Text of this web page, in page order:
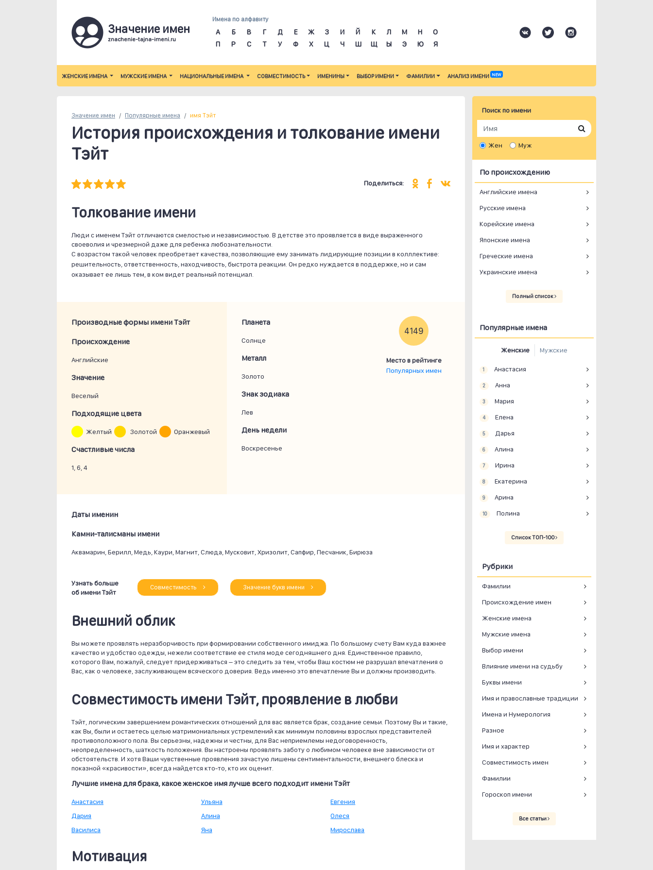
Значение имен
znachenie-tajna-imeni.ru
Имена по алфавиту
А Б В Г Д Е Ж З И Й К Л М Н
О
П
Р С Т У Ф Х Ц Ч Ш Щ Ы Э Ю Я
ЖЕНСКИЕ ИМЕНА МУЖСКИЕ ИМЕНА НАЦИОНАЛЬНЫЕ ИМЕНА СОВМЕСТИМОСТЬ ИМЕНИНЫ ВЫБОР ИМЕНИ ФАМИЛИИ АНАЛИЗ ИМЕНИ NEW
Значение имен Популярные имена имя Тэйт
История происхождения и толкование имени
Тэйт
Поделиться:
Толкование имени
Люди с именем Тэйт отличаются смелостью и независимостью. В детстве это проявляется в виде выраженного
своеволия и чрезмерной даже для ребенка любознательности.
С возрастом такой человек преобретает качества, позволяющие ему занимать лидирующие позиции в колллективе:
решительность, ответственность, находчивость, быстрота реакции. Он редко нуждается в поддержке, но и сам
оказывает ее лишь тем, в ком видет реальный потенциал.
Производные формы имени Тэйт
Проиcхождение
Английские
Значение
Веселый
Подходящие цвета
Желтый Золотой Оранжевый
Счастливые числа
1, 6, 4
Планета
Солнце
Металл
Золото
Знак зодиака
Лев
День недели
Воскресенье
4149
Место в рейтинге
Популярных имен
Даты именин
Камни-талисманы имени
Аквамарин, Берилл, Медь, Каури, Магнит, Слюда, Мусковит, Хризолит, Сапфир, Песчаник, Бирюза
Узнать больше
об имени Тэйт
Совместимость Значение букв имени
Внешний облик
Вы можете проявлять неразборчивость при формировании собственного имиджа. По большому счету Вам куда важнее
качество и удобство одежды, нежели соответствие ее стиля моде сегодняшнего дня. Единственное правило,
которого Вам, пожалуй, следует придерживаться – это следить за тем, чтобы Ваш костюм не разрушал впечатления о
Вас, как о человеке, заслуживающем всяческого доверия. Ведь именно это впечатление Вы и должны производить.
Совместимость имени Тэйт, проявление в любви
Тэйт, логическим завершением романтических отношений для вас является брак, создание семьи. Поэтому Вы и такие,
как Вы, были и остаетесь целью матримониальных устремлений как минимум половины взрослых представителей
противоположного пола. Вы серьезны, надежны и честны, для Вас неприемлемы недоговоренность,
неопределенность, шаткость положения. Вы настроены проявлять заботу о любимом человеке вне зависимости от
обстоятельств. И хотя Ваши чувственные проявления зачастую лишены сентиментальности, внешнего блеска и
показной «красивости», всегда найдется кто-то, кто их оценит.
Лучшие имена для брака, какое женское имя лучше всего подходит имени Тэйт
Анастасия
Дария
Василиса
Ульяна
Алина
Яна
Евгения
Олеся
Мирослава
Мотивация
Поиск по имени
Жен Муж
По происхождению
Английские имена
Русские имена
Корейские имена
Японские имена
Греческие имена
Украинские имена
Полный список
Популярные имена
Женские Мужские
1 Анастасия
2 Анна
3 Мария
4 Елена
5 Дарья
6 Алина
7 Ирина
8 Екатерина
9 Арина
10 Полина
Список ТОП-100
Рубрики
Фамилии
Происхождение имен
Женские имена
Мужские имена
Выбор имени
Влияние имени на судьбу
Буквы имени
Имя и православные традиции
Имена и Нумерология
Разное
Имя и характер
Совместимость имен
Фамилии
Гороскоп имени
Все статьи